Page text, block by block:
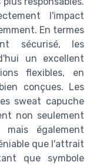
l'impact
En termes
sécurisé, les
un excellent
flexibles, en
conçues. Les
sweat capuche
non seulement
également
que l'attrait
que symbole